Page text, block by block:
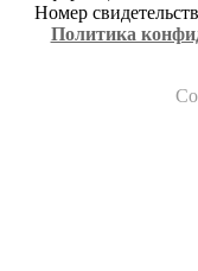
Номер
Политика